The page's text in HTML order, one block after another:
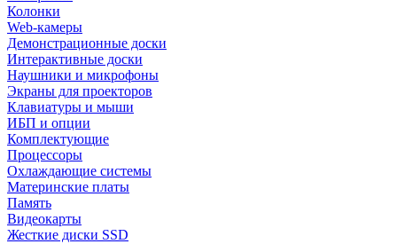
Колонки
Web-камеры
Демонстрационные доски
Интерактивные доски
Наушники и микрофоны
Экраны для проекторов
Клавиатуры и мыши
ИБП и опции
Комплектующие
Процессоры
Охлаждающие системы
Материнские платы
Память
Видеокарты
Жесткие диски SSD